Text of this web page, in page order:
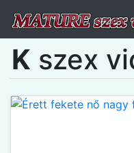
K szex